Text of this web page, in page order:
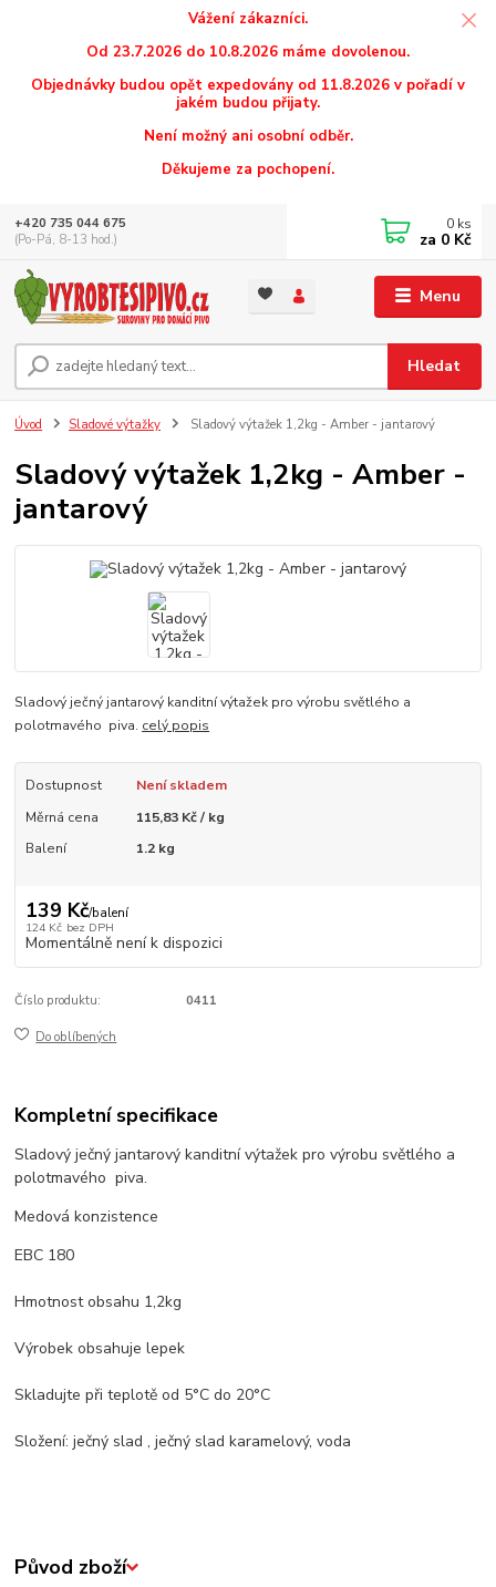
Vážení zákazníci.
Od 23.7.2026 do 10.8.2026 máme dovolenou.
Objednávky budou opět expedovány od 11.8.2026 v pořadí v
jakém budou přijaty.
Není možný ani osobní odběr.
Děkujeme za pochopení.
Menu
Hledat
+420 735 044 675
(Po-Pá, 8-13 hod.)
0 ks
za 0 Kč
Úvod Sladové výtažky Sladový výtažek 1,2kg - Amber - jantarový
Sladový výtažek 1,2kg - Amber -
jantarový
Sladový ječný jantarový kanditní výtažek pro výrobu světlého a
polotmavého piva. celý popis
Dostupnost
Není skladem
Měrná cena
115,83 Kč / kg
Balení
1.2 kg
139 Kč/balení
124 Kč bez DPH
Momentálně není k dispozici
Číslo produktu: 0411
Do oblíbených
Kompletní specifikace
Sladový ječný jantarový kanditní výtažek pro výrobu světlého a
polotmavého piva.
Medová konzistence
EBC 180
Hmotnost obsahu 1,2kg
Výrobek obsahuje lepek
Skladujte při teplotě od 5°C do 20°C
Složení: ječný slad , ječný slad karamelový, voda
Původ zboží